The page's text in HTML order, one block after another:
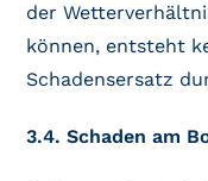
der
können, entsteht
Schadensersatz
3.4. Schaden am